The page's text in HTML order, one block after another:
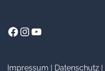
Facebook
Instagram
YouTube
Impressum | Datenschutz |